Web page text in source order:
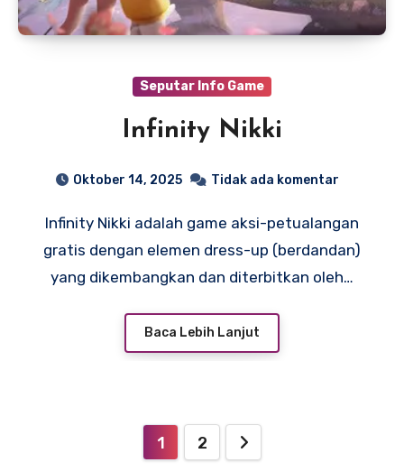
Seputar Info Game
Infinity Nikki
Oktober 14, 2025 Tidak ada komentar
Infinity Nikki adalah game aksi-petualangan
gratis dengan elemen dress-up (berdandan)
yang dikembangkan dan diterbitkan oleh…
Baca Lebih Lanjut
1 2